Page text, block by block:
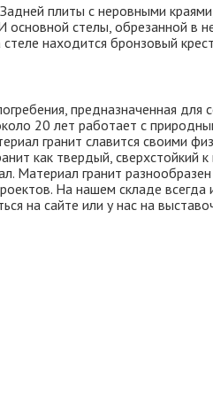
плиты с неровными
основной стелы, обрезанной в
находится бронзовый
предназначенная для
20 лет работает с
гранит славится своими
как твердый, сверхстойкий
Материал гранит разнообразен
На нашем складе всегда
на сайте или у нас на